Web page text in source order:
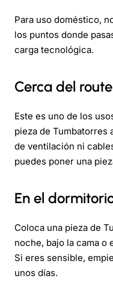
Para uso doméstico,
los puntos donde
carga tecnológica.
Cerca del
Este es uno de los
pieza de Tumbatorres
de ventilación ni
puedes poner una
En el
Coloca una pieza de
noche, bajo la cama o
Si eres sensible,
unos días.